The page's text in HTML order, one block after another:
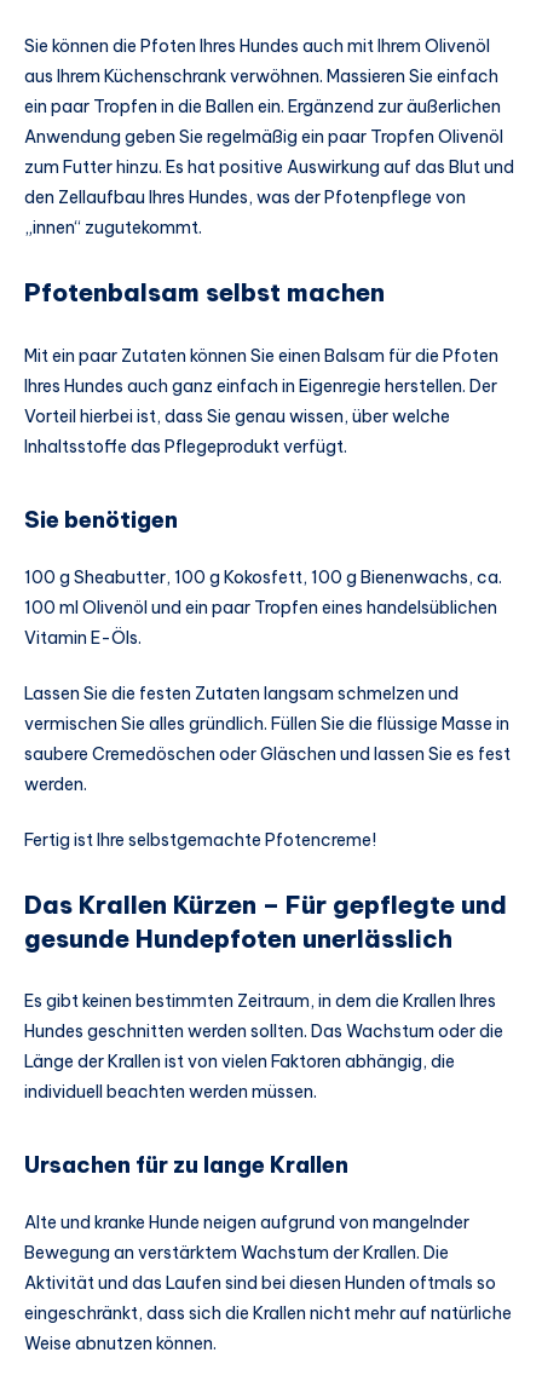
Sie können die Pfoten Ihres Hundes auch mit Ihrem Olivenöl
aus Ihrem Küchenschrank verwöhnen. Massieren Sie einfach
ein paar Tropfen in die Ballen ein. Ergänzend zur äußerlichen
Anwendung geben Sie regelmäßig ein paar Tropfen Olivenöl
zum Futter hinzu. Es hat positive Auswirkung auf das Blut und
den Zellaufbau Ihres Hundes, was der Pfotenpflege von
„innen“ zugutekommt.
Pfotenbalsam selbst machen
Mit ein paar Zutaten können Sie einen Balsam für die Pfoten
Ihres Hundes auch ganz einfach in Eigenregie herstellen. Der
Vorteil hierbei ist, dass Sie genau wissen, über welche
Inhaltsstoffe das Pflegeprodukt verfügt.
Sie benötigen
100 g Sheabutter, 100 g Kokosfett, 100 g Bienenwachs, ca.
100 ml Olivenöl und ein paar Tropfen eines handelsüblichen
Vitamin E-Öls.
Lassen Sie die festen Zutaten langsam schmelzen und
vermischen Sie alles gründlich. Füllen Sie die flüssige Masse in
saubere Cremedöschen oder Gläschen und lassen Sie es fest
werden.
Fertig ist Ihre selbstgemachte Pfotencreme!
Das Krallen Kürzen – Für gepflegte und
gesunde Hundepfoten unerlässlich
Es gibt keinen bestimmten Zeitraum, in dem die Krallen Ihres
Hundes geschnitten werden sollten. Das Wachstum oder die
Länge der Krallen ist von vielen Faktoren abhängig, die
individuell beachten werden müssen.
Ursachen für zu lange Krallen
Alte und kranke Hunde neigen aufgrund von mangelnder
Bewegung an verstärktem Wachstum der Krallen. Die
Aktivität und das Laufen sind bei diesen Hunden oftmals so
eingeschränkt, dass sich die Krallen nicht mehr auf natürliche
Weise abnutzen können.